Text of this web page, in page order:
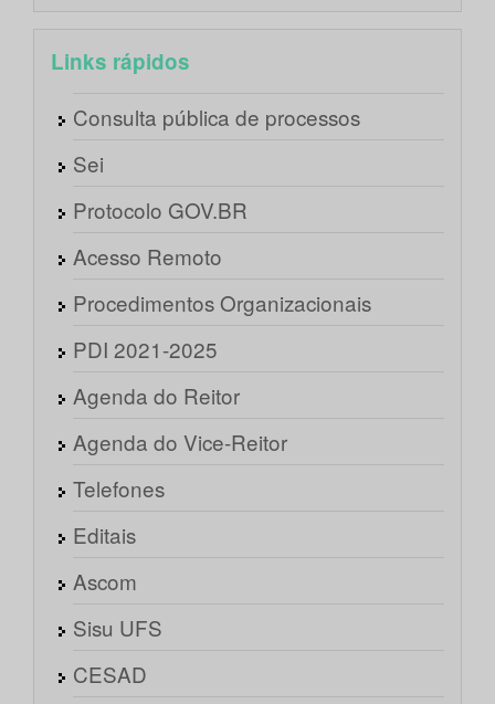
Links rápidos
Consulta pública de processos
Sei
Protocolo GOV.BR
Acesso Remoto
Procedimentos Organizacionais
PDI 2021-2025
Agenda do Reitor
Agenda do Vice-Reitor
Telefones
Editais
Ascom
Sisu UFS
CESAD